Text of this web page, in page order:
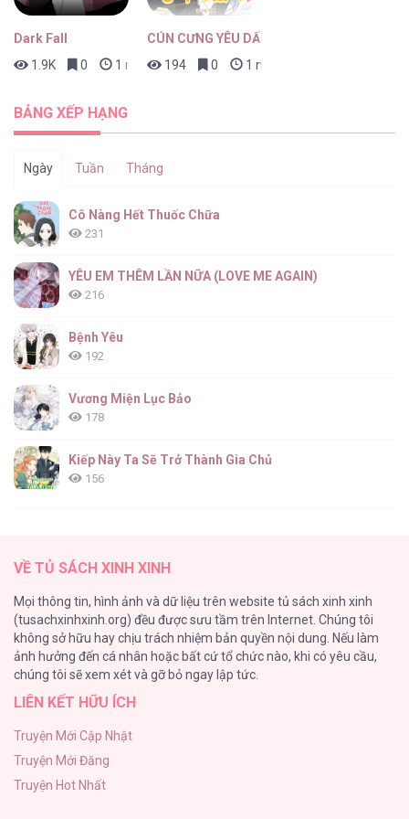
Dark Fall
1.9K
0 1 ngày trước
CÚN CƯNG YÊU DẤU
194
0 1 ngày trước
BẢNG XẾP HẠNG
Ngày Tuần Tháng
Cô Nàng Hết Thuốc Chữa
231
YÊU EM THÊM LẦN NỮA (LOVE ME AGAIN)
216
Bệnh Yêu
192
Vương Miện Lục Bảo
178
Kiếp Này Ta Sẽ Trở Thành Gia Chủ
156
139
Tổng hợp boylove 18+
135
Đứa Nhỏ Không Phải Là Con Anh
Mùa Xuân Hoa Nở
104
VỀ TỦ SÁCH XINH XINH
Mọi thông tin, hình ảnh và dữ liệu trên website tủ sách xinh xinh
(tusachxinhxinh.org) đều được sưu tầm trên Internet. Chúng tôi
không sở hữu hay chịu trách nhiệm bản quyền nội dung. Nếu làm
ảnh hưởng đến cá nhân hoặc bất cứ tổ chức nào, khi có yêu cầu,
chúng tôi sẽ xem xét và gỡ bỏ ngay lập tức.
LIÊN KẾT HỮU ÍCH
Truyện Mới Cập Nhật
Truyện Mới Đăng
Truyện Hot Nhất